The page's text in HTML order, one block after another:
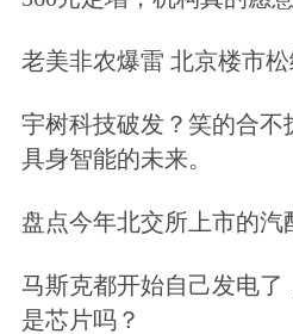
到2027年，能源与人
系初步构建，算力与
不断夯实，人工智能
取得显著突破，应用
动五个以上专业大模
以上可复制、易推广
老美非农爆雷 北京楼市
宇树科技破发？笑的合不
具身智能的未来。
盘点今年北交所上市的汽
马斯克都开始自己发电
是芯片吗？